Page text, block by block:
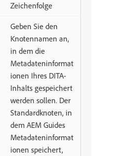
Zeichenfolge
Geben Sie den
Knotennamen an,
in dem die
Metadateninformat
ionen Ihres DITA-
Inhalts gespeichert
werden sollen. Der
Standardknoten, in
dem AEM Guides
Metadateninformat
ionen speichert,